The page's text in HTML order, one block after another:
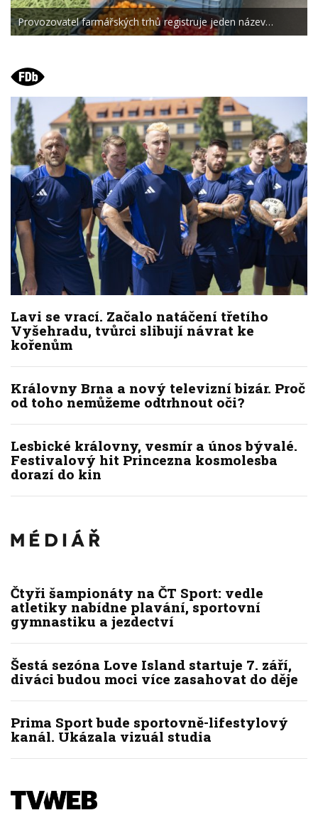
Provozovatel farmářských trhů registruje jeden název…
Lavi se vrací. Začalo natáčení třetího
Vyšehradu, tvůrci slibují návrat ke
kořenům
Královny Brna a nový televizní bizár. Proč
od toho nemůžeme odtrhnout oči?
Lesbické královny, vesmír a únos bývalé.
Festivalový hit Princezna kosmolesba
dorazí do kin
Čtyři šampionáty na ČT Sport: vedle
atletiky nabídne plavání, sportovní
gymnastiku a jezdectví
Šestá sezóna Love Island startuje 7. září,
diváci budou moci více zasahovat do děje
Prima Sport bude sportovně-lifestylový
kanál. Ukázala vizuál studia